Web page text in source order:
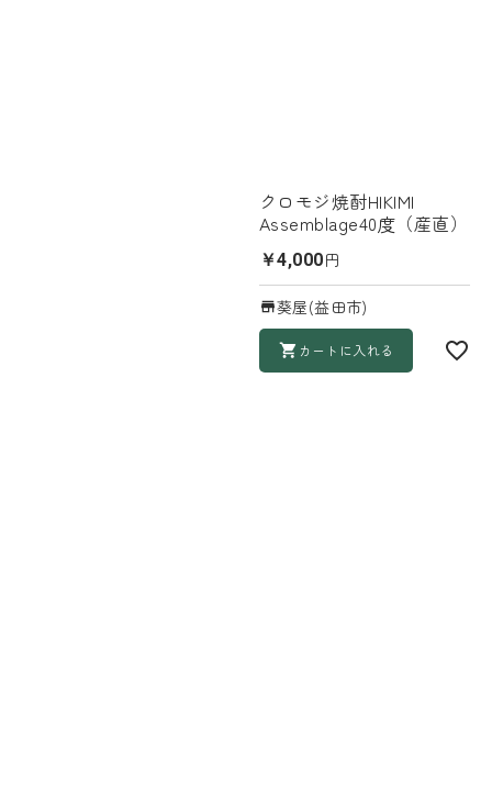
クロモジ焼酎HIKIMI
Assemblage40度（産直）
￥4,000円
葵屋(益田市)
カートに入れる